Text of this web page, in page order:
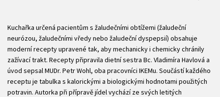
Kuchařka určená pacientům s žaludečními obtížemi (žaludeční
neurózou, žaludečními vředy nebo žaludeční dyspepsií) obsahuje
moderní recepty upravené tak, aby mechanicky i chemicky chránily
zažívací trakt. Recepty připravila dietní sestra Bc. Vladimíra Havlová a
úvod sepsal MUDr. Petr Wohl, oba pracovníci IKEMu. Součástí každého
receptu je tabulka s kalorickými a biologickými hodnotami použitých
potravin. Autorka při přípravě jídel vychází ze svých letitých